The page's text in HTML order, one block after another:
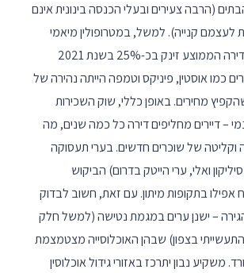
(הרבה צעירים ובעלי הכנסה בינונית אינם
לעצמם קנייה). למשל, במטרופולין מיאמי
דווח ששכר הדירה הממוצע זינק בכ-25% בשנת 2021
כמו אוסטין, פיניקס וטמפה הייתה נהירה של
מחירים. באופן כללי, שוק השכירות
– דיירים מחליפים דירה כל כמה שנים, מה
וקליטה של שוכרים חדשים. בערי תעסוקה
ואלי, ערי הייטק בדרום) הביקוש
אפילו בתקופות מיתון. עם זאת, חשוב לבדוק
– ישנן ערים במגמת נטישה (למשל חלק
בצפון) שבהן האוכלוסייה מצטמצמת
משקיע נבון יתרכז באזורי גידול אוכלוסין